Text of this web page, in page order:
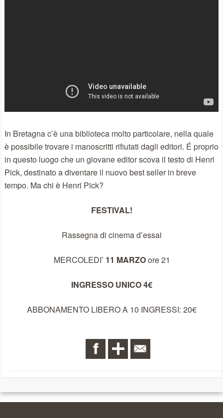
In Bretagna c’è una biblioteca molto particolare, nella quale
è possibile trovare i manoscritti rifiutati dagli editori. É proprio
in questo luogo che un giovane editor scova il testo di Henri
Pick, destinato a diventare il nuovo best seller in breve
tempo. Ma chi è Henri Pick?
FESTIVAL!
Rassegna di cinema d’essai
MERCOLEDI’ 11 MARZOore 21
INGRESSO UNICO 4€
ABBONAMENTO LIBERO A 10 INGRESSI: 20€